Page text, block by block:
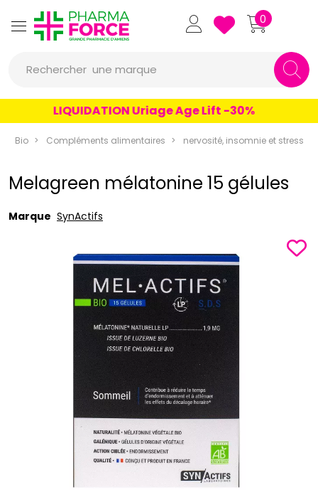
Pharmaforce Grande Pharmacie
0
Rechercher
un produit
une marque
LIQUIDATION Uriage Age Lift -30%
Bio Compléments alimentaires nervosité, insomnie et stress
Melagreen mélatonine 15 gélules
Marque SynActifs